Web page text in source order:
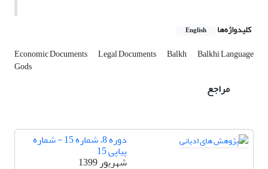
کلیدواژه‌ها English
Economic Documents Legal Documents Balkh Balkhi Language
Gods
مراجع
دوره 8، شماره 15 - شماره
پیاپی 15
شهریور 1399